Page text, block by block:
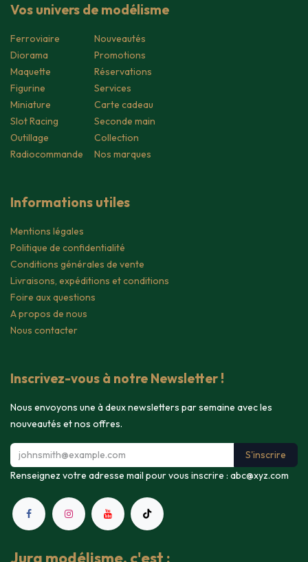
Vos univers de modélisme
Ferroviaire
Diorama
Maquette
Figurine
Miniature
Slot Racing
Outillage
Radiocommande
Nouveautés
Promotions
Réservations
Services
Carte cadeau
Seconde main
Collection
Nos marques
Informations utiles
Mentions légales
Politique de confidentialité
Conditions générales de vente
Livraisons, expéditions et conditions
Foire aux questions
A propos de nous
Nous contacter
Inscrivez-vous à notre Newsletter !
Nous envoyons une à deux newsletters par semaine avec les
nouveautés et nos offres.
S'inscrire
Renseignez votre adresse mail pour vous inscrire : abc@xyz.com
Jura modélisme, c'est :